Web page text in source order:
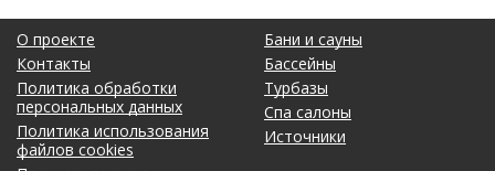
О проекте
Контакты
Политика обработки
персональных данных
Политика использования
файлов cookies
Бани и сауны
Бассейны
Турбазы
Спа салоны
Источники